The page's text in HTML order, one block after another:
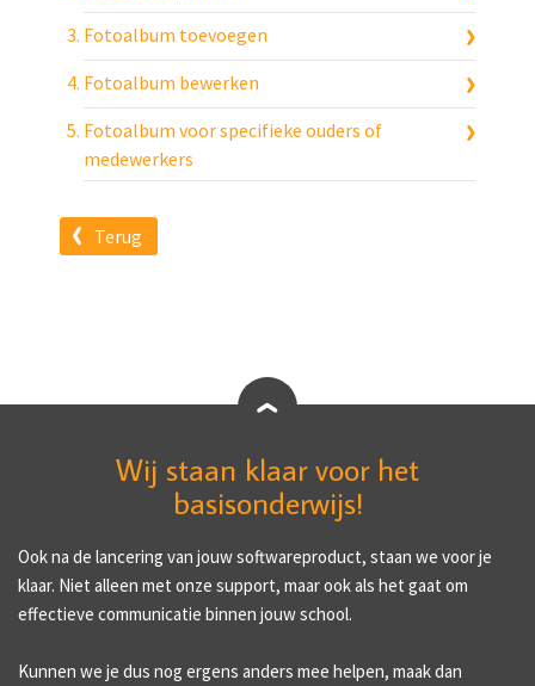
Fotoalbum toevoegen
Fotoalbum bewerken
Fotoalbum voor specifieke ouders of
medewerkers
Terug
Wij staan klaar voor het
basisonderwijs!
Ook na de lancering van jouw softwareproduct, staan we voor je
klaar. Niet alleen met onze support, maar ook als het gaat om
effectieve communicatie binnen jouw school.
Kunnen we je dus nog ergens anders mee helpen, maak dan